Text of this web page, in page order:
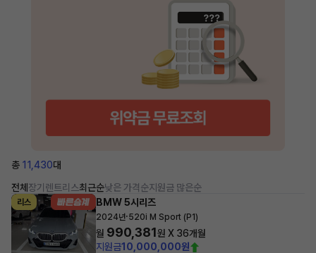
총 11,430대
전체 장기렌트리스최근순낮은 가격순지원금 많은순
리스 BMW 5시리즈
2024년·520i M Sport (P1)
월 990,381원 X 36개월
지원금10,000,000원